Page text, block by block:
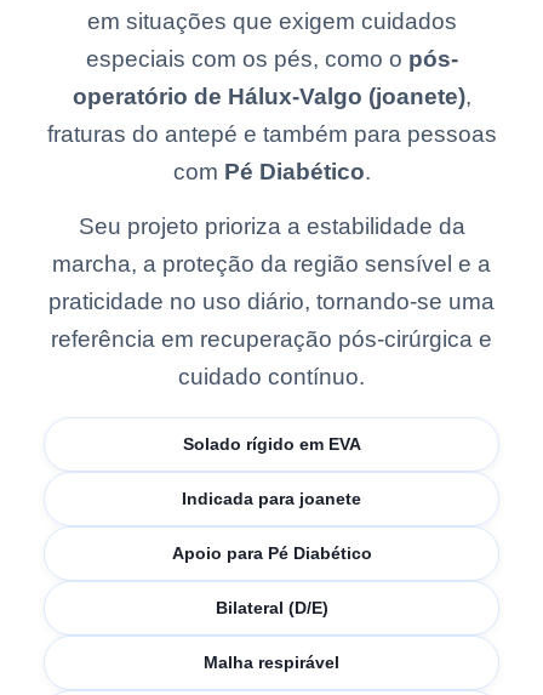
em situações que exigem cuidados
especiais com os pés, como o pós-
operatório de Hálux-Valgo (joanete),
fraturas do antepé e também para pessoas
com Pé Diabético.
Seu projeto prioriza a estabilidade da
marcha, a proteção da região sensível e a
praticidade no uso diário, tornando-se uma
referência em recuperação pós-cirúrgica e
cuidado contínuo.
Solado rígido em EVA
Indicada para joanete
Apoio para Pé Diabético
Bilateral (D/E)
Malha respirável